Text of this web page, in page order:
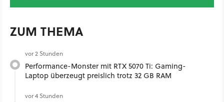
ZUM THEMA
vor 2 Stunden
Performance-Monster mit RTX 5070 Ti: Gaming-
Laptop überzeugt preislich trotz 32 GB RAM
vor 4 Stunden